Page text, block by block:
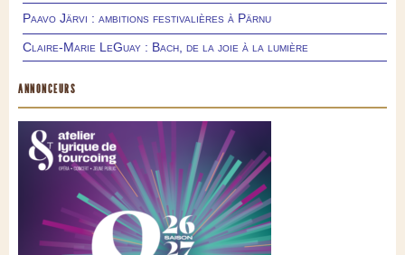
Paavo Järvi : ambitions festivalières à Pärnu
Claire-Marie LeGuay : Bach, de la joie à la lumière
ANNONCEURS